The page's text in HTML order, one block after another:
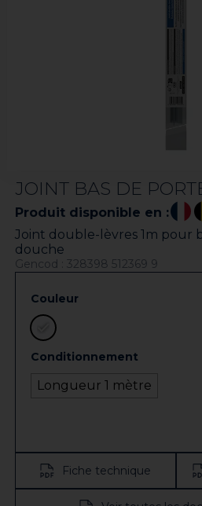
JOINT BAS DE
Produit disponible en :
Joint double-lèvres 1m pour
douche
Gencod : 328398 512369 9
Couleur
Conditionnement
Longueur 1 mètre
Fiche technique